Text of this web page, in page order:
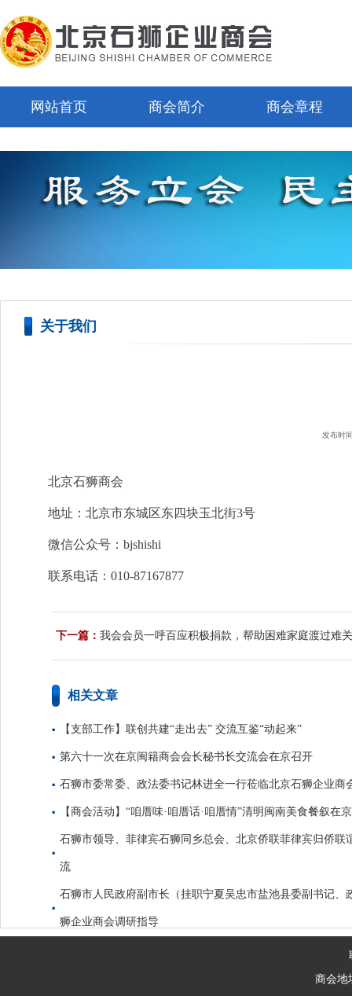
网站首页 商会简介 商会章程
关于我们
发布时
北京石狮商会
地址：北京市东城区东四块玉北街3号
微信公众号：bjshishi
联系电话：010-87167877
下一篇： 我会会员一呼百应积极捐款，帮助困难家庭渡过难关
相关文章
【支部工作】联创共建“走出去” 交流互鉴“动起来”
第六十一次在京闽籍商会会长秘书长交流会在京召开
石狮市委常委、政法委书记林进全一行莅临北京石狮企业商
【商会活动】“咱厝味·咱厝话·咱厝情”清明闽南美食餐叙在
石狮市领导、菲律宾石狮同乡总会、北京侨联菲律宾归侨联
流
石狮市人民政府副市长（挂职宁夏吴忠市盐池县委副书记、
狮企业商会调研指导
商会地